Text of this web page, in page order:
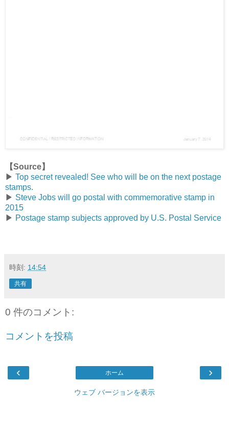
【Source】
▶ Top secret revealed! See who will be on the next postage
stamps.
▶ Steve Jobs will go postal with commemorative stamp in
2015
▶ Postage stamp subjects approved by U.S. Postal Service
時刻: 14:54
共有
0 件のコメント:
コメントを投稿
‹ ›
ホーム
ウェブ バージョンを表示